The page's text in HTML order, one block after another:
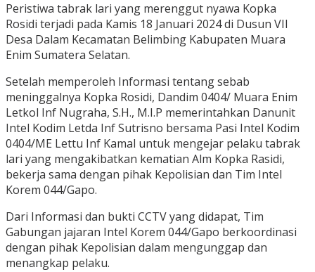
Peristiwa tabrak lari yang merenggut nyawa Kopka
Rosidi terjadi pada Kamis 18 Januari 2024 di Dusun VII
Desa Dalam Kecamatan Belimbing Kabupaten Muara
Enim Sumatera Selatan.
Setelah memperoleh Informasi tentang sebab
meninggalnya Kopka Rosidi, Dandim 0404/ Muara Enim
Letkol Inf Nugraha, S.H., M.I.P memerintahkan Danunit
Intel Kodim Letda Inf Sutrisno bersama Pasi Intel Kodim
0404/ME Lettu Inf Kamal untuk mengejar pelaku tabrak
lari yang mengakibatkan kematian Alm Kopka Rasidi,
bekerja sama dengan pihak Kepolisian dan Tim Intel
Korem 044/Gapo.
Dari Informasi dan bukti CCTV yang didapat, Tim
Gabungan jajaran Intel Korem 044/Gapo berkoordinasi
dengan pihak Kepolisian dalam mengunggap dan
menangkap pelaku.